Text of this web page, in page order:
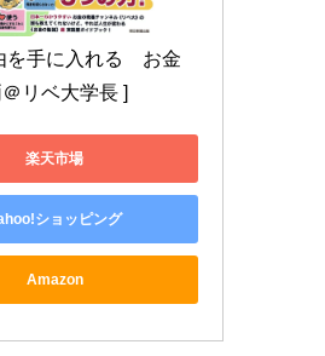
を手に入れる　お金
リベ大学長 ]
楽天市場
ショッピング
Amazon